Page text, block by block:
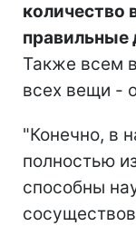
количество
правильные
Также всем
всех вещи -
"Конечно, в
полностью
способны